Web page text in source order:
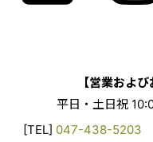
【営業およ
平日・土日祝
[TEL] 047-438-5203